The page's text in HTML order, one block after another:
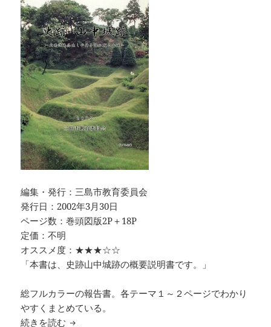
編集・発行：三島市教育委員会
発行日：2002年3月30日
ページ数：巻頭図版2P＋18P
定価：不明
オススメ度：★★★☆☆
「本書は、史跡山中城跡の概要説明書です。」
総フルカラーの報告書。各テーマ１～２ページでわかり
やすくまとめている。
続きを読む 史跡山中城跡 北条流角馬出しや障子堀の残る山